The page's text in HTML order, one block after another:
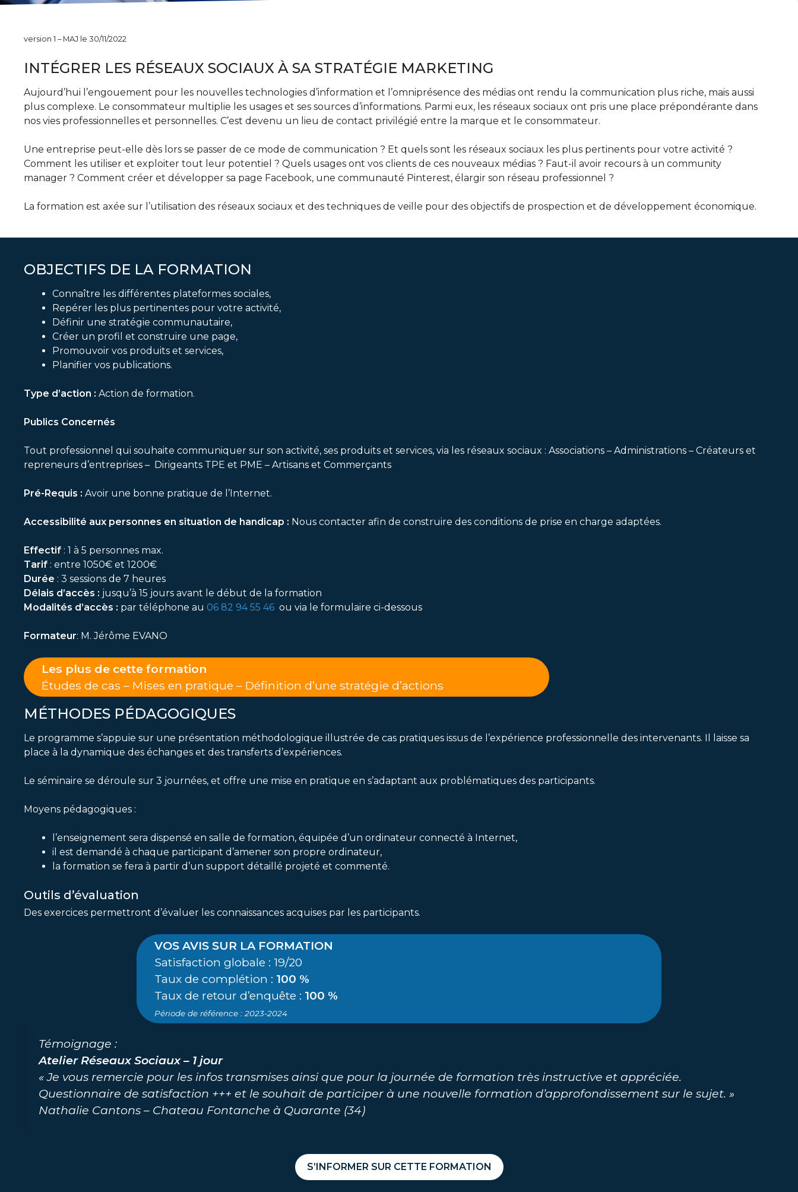
version 1 – MAJ le 30/11/2022
INTÉGRER LES RÉSEAUX SOCIAUX À SA STRATÉGIE MARKETING
Aujourd’hui l’engouement pour les nouvelles technologies d’information et l’omniprésence des médias ont rendu la communication plus riche, mais aussi
plus complexe. Le consommateur multiplie les usages et ses sources d’informations. Parmi eux, les réseaux sociaux ont pris une place prépondérante dans
nos vies professionnelles et personnelles. C’est devenu un lieu de contact privilégié entre la marque et le consommateur.
Une entreprise peut-elle dès lors se passer de ce mode de communication ? Et quels sont les réseaux sociaux les plus pertinents pour votre activité ?
Comment les utiliser et exploiter tout leur potentiel ? Quels usages ont vos clients de ces nouveaux médias ? Faut-il avoir recours à un community
manager ? Comment créer et développer sa page Facebook, une communauté Pinterest, élargir son réseau professionnel ?
La formation est axée sur l’utilisation des réseaux sociaux et des techniques de veille pour des objectifs de prospection et de développement économique.
OBJECTIFS DE LA FORMATION
Connaître les différentes plateformes sociales,
Repérer les plus pertinentes pour votre activité,
Définir une stratégie communautaire,
Créer un profil et construire une page,
Promouvoir vos produits et services,
Planifier vos publications.
Type d’action : Action de formation.
Publics Concernés
Tout professionnel qui souhaite communiquer sur son activité, ses produits et services, via les réseaux sociaux : Associations – Administrations – Créateurs et
repreneurs d’entreprises – Dirigeants TPE et PME – Artisans et Commerçants
Pré-Requis : Avoir une bonne pratique de l’Internet.
Accessibilité aux personnes en situation de handicap : Nous contacter afin de construire des conditions de prise en charge adaptées.
Effectif : 1 à 5 personnes max.
Tarif : entre 1050€ et 1200€
Durée : 3 sessions de 7 heures
Délais d’accès : jusqu’à 15 jours avant le début de la formation
Modalités d’accès : par téléphone au 06 82 94 55 46 ou via le formulaire ci-dessous
Formateur: M. Jérôme EVANO
Les plus de cette formation
Études de cas – Mises en pratique – Définition d’une stratégie d’actions
MÉTHODES PÉDAGOGIQUES
Le programme s’appuie sur une présentation méthodologique illustrée de cas pratiques issus de l’expérience professionnelle des intervenants. Il laisse sa
place à la dynamique des échanges et des transferts d’expériences.
Le séminaire se déroule sur 3 journées, et offre une mise en pratique en s’adaptant aux problématiques des participants.
Moyens pédagogiques :
l’enseignement sera dispensé en salle de formation, équipée d’un ordinateur connecté à Internet,
il est demandé à chaque participant d’amener son propre ordinateur,
la formation se fera à partir d’un support détaillé projeté et commenté.
Outils d’évaluation
Des exercices permettront d’évaluer les connaissances acquises par les participants.
VOS AVIS SUR LA FORMATION
Satisfaction globale : 19/20
Taux de complétion : 100 %
Taux de retour d’enquête : 100 %
Période de référence : 2023-2024
Témoignage :
Atelier Réseaux Sociaux – 1 jour
« Je vous remercie pour les infos transmises ainsi que pour la journée de formation très instructive et appréciée.
Questionnaire de satisfaction +++ et le souhait de participer à une nouvelle formation d’approfondissement sur le sujet. »
Nathalie Cantons – Chateau Fontanche à Quarante (34)
S’INFORMER SUR CETTE FORMATION